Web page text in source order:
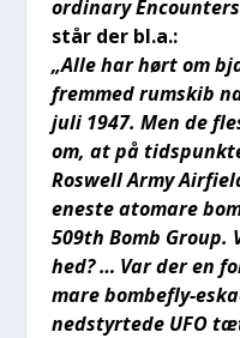
or­di­nary
står der bl.a.:
„Alle har hørt om
frem­med rum­skib
juli 1947. Men de
om, at på
Roswell Army
ene­ste ato­ma­re
509th Bomb
hed? … Var der en
ma­re bom­be­fly-
nedstyr­te­de UFO